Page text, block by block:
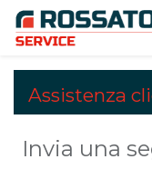
Assistenza
Invia una